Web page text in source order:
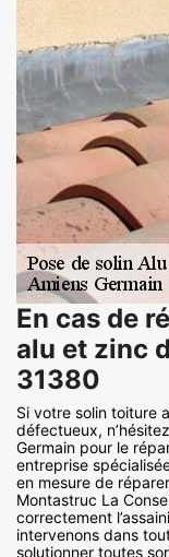
En cas de
alu et zinc
31380
Si votre solin toiture
défectueux,
Germain pour le
entreprise
en mesure de
Montastruc La
correctement
intervenons dans
solutionner toutes